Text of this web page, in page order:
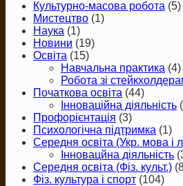
Культурно-масова робота (5)
Мистецтво (1)
Наука (1)
Новини (19)
Освіта (15)
Навчальна практика (4)
Робота зі
Початкова освіта (44)
Інноваційна діяльність
Профорієнтація (3)
Психологічна підтримка (1)
Середня освіта (Укр. мова і
Інновацйна діяльність
Середня освіта (Фіз. культ.)
Фіз. культура і спорт (104)